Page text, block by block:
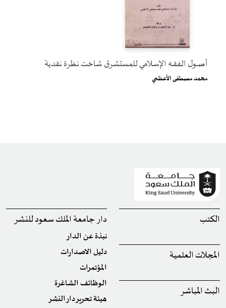
أصـــول الفقــه الإسـلامي للمستشرق شاخت نظرة نقدية
محمد مصطفى الأعظمي
الكتب
المجلات العلمية
البث المباشر
دار جامعة الملك سعود للنشر
نبذة عن الدار
دليل الاصدارات
المؤتمرات
الوظائف الشاغرة
هيئة تحرير دار النشر